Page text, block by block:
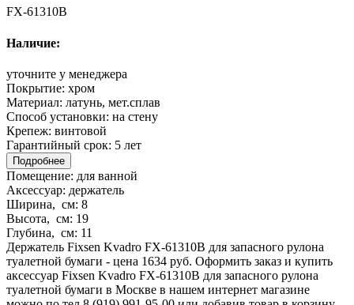
FX-61310B
Наличие:
уточните у менеджера
Покрытие: хром
Материал: латунь, мет.сплав
Способ установки: на стену
Крепеж: винтовой
Гарантийный срок: 5 лет
Подробнее
Помещение: для ванной
Аксессуар: держатель
Ширина, см: 8
Высота, см: 19
Глубина, см: 11
Держатель Fixsen Kvadro FX-61310B для запасного рулона
туалетной бумаги - цена 1634 руб. Оформить заказ и купить
аксессуар Fixsen Kvadro FX-61310B для запасного рулона
туалетной бумаги в Москве в нашем интернет магазине